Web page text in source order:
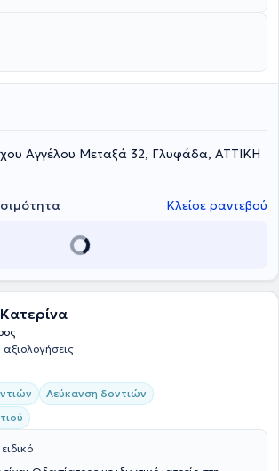
Πανεπιστήμιο Columbia της Νέας Υόρκης, ενώ
Οδοντιατρική Σχολή του Εθνικού και
Αθηνών. Επιπλέον, αξίζει να
διατελέσει Γενικός Οδοντίατρος και
Συνεργάτης του μεταπτυχιακού
του Εθνικού και Καποδιστριακού
στις ανάγκες των ασθενών του.
Αγγέλου Μεταξά 32, Γλυφάδα, ΑΤΤΙΚΗ
Κλείσε ραντεβού
αξιολογήσεις
Λεύκανση δοντιών